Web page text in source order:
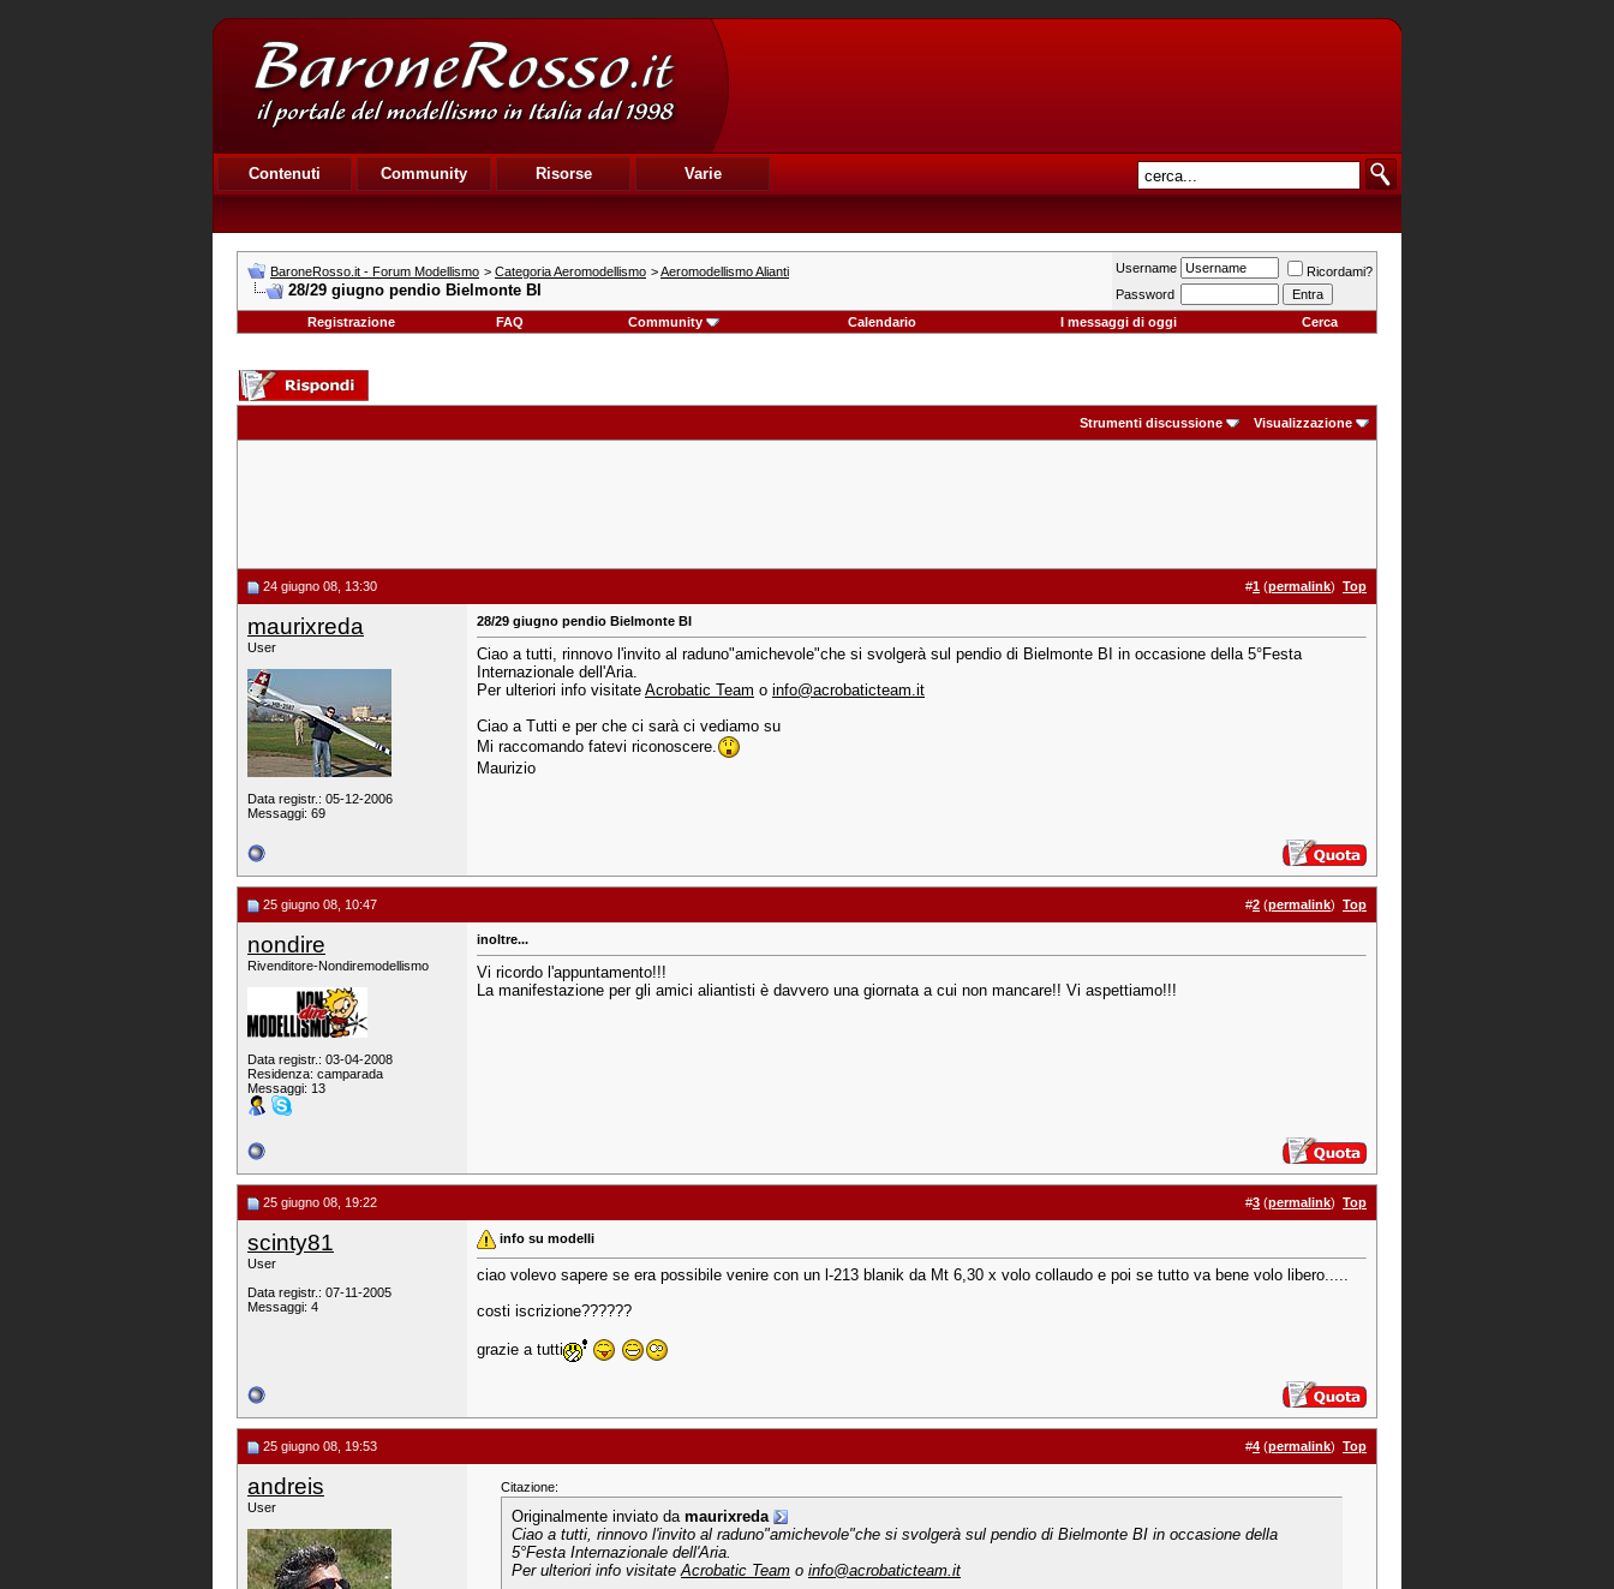
Contenuti Community Risorse Varie
BaroneRosso.it - Forum Modellismo > Categoria Aeromodellismo >Aeromodellismo Alianti
28/29 giugno pendio Bielmonte BI
Username
Ricordami?
Password
Registrazione
FAQ Community Calendario I messaggi di oggi Cerca
Strumenti discussione Visualizzazione
24 giugno 08, 13:30 #1 (permalink) Top
maurixreda
User
Data registr.: 05-12-2006
Messaggi: 69
28/29 giugno pendio Bielmonte BI
Ciao a tutti, rinnovo l'invito al raduno"amichevole"che si svolgerà sul pendio di Bielmonte BI in occasione della 5°Festa
Internazionale dell'Aria.
Per ulteriori info visitate Acrobatic Team o info@acrobaticteam.it
Ciao a Tutti e per che ci sarà ci vediamo su
Mi raccomando fatevi riconoscere.
Maurizio
25 giugno 08, 10:47 #2 (permalink) Top
nondire
Rivenditore-Nondiremodellismo
Data registr.: 03-04-2008
Residenza: camparada
Messaggi: 13
inoltre...
Vi ricordo l'appuntamento!!!
La manifestazione per gli amici aliantisti è davvero una giornata a cui non mancare!! Vi aspettiamo!!!
25 giugno 08, 19:22 #3 (permalink) Top
scinty81
User
Data registr.: 07-11-2005
Messaggi: 4
info su modelli
ciao volevo sapere se era possibile venire con un l-213 blanik da Mt 6,30 x volo collaudo e poi se tutto va bene volo libero.....
costi iscrizione??????
grazie a tutti
25 giugno 08, 19:53 #4 (permalink) Top
andreis
User
Citazione:
Originalmente inviato da maurixreda
Ciao a tutti, rinnovo l'invito al raduno"amichevole"che si svolgerà sul pendio di Bielmonte BI in occasione della
5°Festa Internazionale dell'Aria.
Per ulteriori info visitateAcrobatic Team o info@acrobaticteam.it